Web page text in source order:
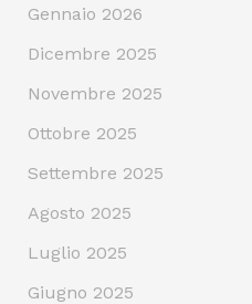
Gennaio 2026
Dicembre 2025
Novembre 2025
Ottobre 2025
Settembre 2025
Agosto 2025
Luglio 2025
Giugno 2025